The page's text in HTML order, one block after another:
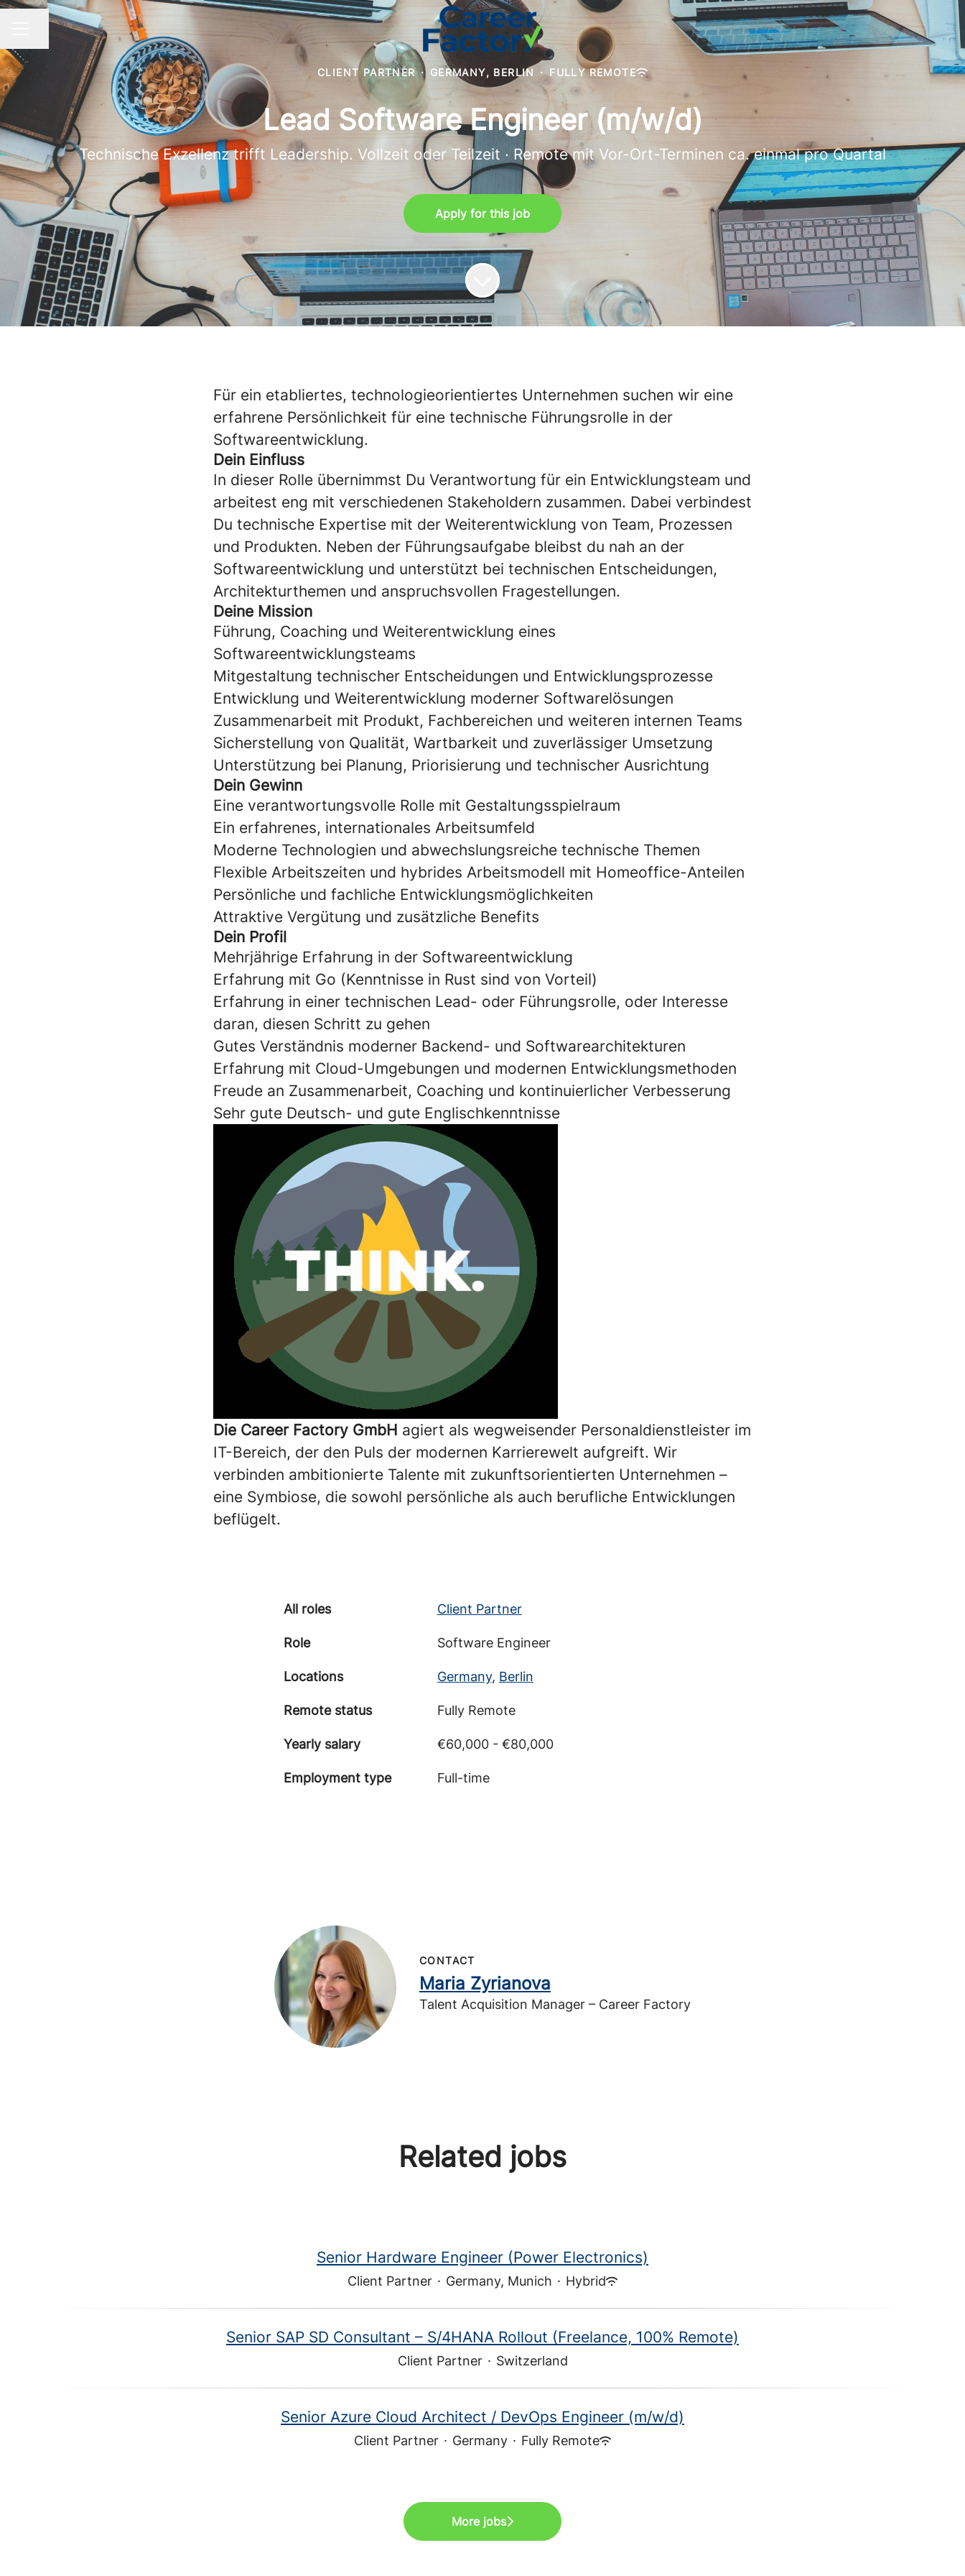
CAREER MENU
Share page
CLIENT PARTNER · GERMANY, BERLIN · FULLY REMOTE
Lead Software Engineer (m/w/d)
Technische Exzellenz trifft Leadership. Vollzeit oder Teilzeit · Remote mit Vor-Ort-Terminen ca. einmal pro Quartal
Apply for this job
Für ein etabliertes, technologieorientiertes Unternehmen suchen wir eine
erfahrene Persönlichkeit für eine technische Führungsrolle in der
Softwareentwicklung.
Dein Einfluss
In dieser Rolle übernimmst Du Verantwortung für ein Entwicklungsteam und
arbeitest eng mit verschiedenen Stakeholdern zusammen. Dabei verbindest
Du technische Expertise mit der Weiterentwicklung von Team, Prozessen
und Produkten. Neben der Führungsaufgabe bleibst du nah an der
Softwareentwicklung und unterstützt bei technischen Entscheidungen,
Architekturthemen und anspruchsvollen Fragestellungen.
Deine Mission
Führung, Coaching und Weiterentwicklung eines
Softwareentwicklungsteams
Mitgestaltung technischer Entscheidungen und Entwicklungsprozesse
Entwicklung und Weiterentwicklung moderner Softwarelösungen
Zusammenarbeit mit Produkt, Fachbereichen und weiteren internen Teams
Sicherstellung von Qualität, Wartbarkeit und zuverlässiger Umsetzung
Unterstützung bei Planung, Priorisierung und technischer Ausrichtung
Dein Gewinn
Eine verantwortungsvolle Rolle mit Gestaltungsspielraum
Ein erfahrenes, internationales Arbeitsumfeld
Moderne Technologien und abwechslungsreiche technische Themen
Flexible Arbeitszeiten und hybrides Arbeitsmodell mit Homeoffice-Anteilen
Persönliche und fachliche Entwicklungsmöglichkeiten
Attraktive Vergütung und zusätzliche Benefits
Dein Profil
Mehrjährige Erfahrung in der Softwareentwicklung
Erfahrung mit Go (Kenntnisse in Rust sind von Vorteil)
Erfahrung in einer technischen Lead- oder Führungsrolle, oder Interesse
daran, diesen Schritt zu gehen
Gutes Verständnis moderner Backend- und Softwarearchitekturen
Erfahrung mit Cloud-Umgebungen und modernen Entwicklungsmethoden
Freude an Zusammenarbeit, Coaching und kontinuierlicher Verbesserung
Sehr gute Deutsch- und gute Englischkenntnisse
Die Career Factory GmbH agiert als wegweisender Personaldienstleister im
IT-Bereich, der den Puls der modernen Karrierewelt aufgreift. Wir
verbinden ambitionierte Talente mit zukunftsorientierten Unternehmen –
eine Symbiose, die sowohl persönliche als auch berufliche Entwicklungen
beflügelt.
All roles Client Partner
Role Software Engineer
Locations Germany, Berlin
Remote status Fully Remote
Yearly salary €60,000 - €80,000
Employment type Full-time
CONTACT
Maria Zyrianova
Talent Acquisition Manager – Career Factory
Related jobs
Senior Hardware Engineer (Power Electronics)
Client Partner · Germany, Munich · Hybrid
Senior SAP SD Consultant – S/4HANA Rollout (Freelance, 100% Remote)
Client Partner · Switzerland
Senior Azure Cloud Architect / DevOps Engineer (m/w/d)
Client Partner · Germany · Fully Remote
More jobs